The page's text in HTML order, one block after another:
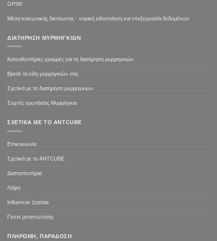
GPSR
Μέσα κοινωνικής δικτύωσης - νομική ειδοποίηση και επεξεργασία δεδομένων
ΔΙΑΤΉΡΗΣΗ ΜΥΡΜΗΓΚΙΏΝ
Κατευθυντήριες γραμμές για τη διατήρηση μυρμηγκιών
Βρείτε τα είδη μυρμηγκιών σας
Σχετικά με τη διατήρηση μυρμηγκιών
Συχνές ερωτήσεις Μυρμήγκια
ΣΧΕΤΙΚΆ ΜΕ ΤΟ ANTCUBE
Επικοινωνία
Σχετικά με το ANTCUBE
Διαπιστευτήρια
Λήψη
Influencer ζητείται
Γίνετε μεταπωλητής
ΠΛΗΡΩΜΉ, ΠΑΡΆΔΟΣΗ